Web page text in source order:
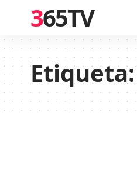
365TV
Etiqueta: